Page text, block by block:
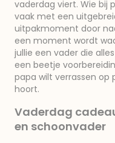
vaderdag viert. Wie bij
vaak met een
uitpakmoment door
een moment wordt
jullie een vader die
een beetje
papa wilt verrassen
hoort.
Vaderdag
en schoonvader